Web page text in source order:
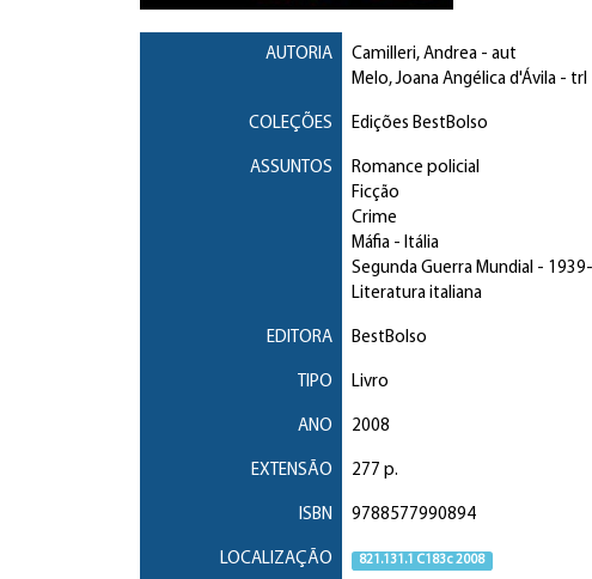
AUTORIA Camilleri, Andrea- aut
Melo, Joana Angélica d'Ávila- trl
COLEÇÕES Edições BestBolso
ASSUNTOS
Romance policial
Ficção
Crime
Máfia- Itália
Segunda Guerra Mundial -
Literatura italiana
EDITORA BestBolso
TIPO Livro
ANO 2008
EXTENSÃO 277 p.
ISBN 9788577990894
LOCALIZAÇÃO 821.131.1 C183c 2008